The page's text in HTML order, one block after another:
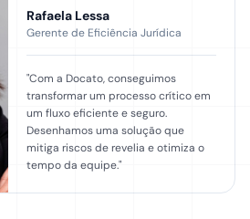
Rafaela Lessa
Gerente de Eficiência Jurídica
"Com a Docato, conseguimos
transformar um processo crítico em
um fluxo eficiente e seguro.
Desenhamos uma solução que
mitiga riscos de revelia e otimiza o
tempo da equipe."